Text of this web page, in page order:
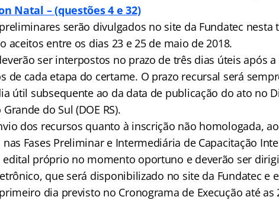
Natal – (questões 4 e 32)
serão divulgados no site da Fundatec nesta
aceitos entre os dias 23 e 25 de maio de 2018.
ser interpostos no prazo de três dias úteis após
de cada etapa do certame. O prazo recursal será
útil subsequente ao da data de publicação do ato no
do Sul (DOE RS).
dos recursos quanto à inscrição não homologada,
Fases Preliminar e Intermediária de Capacitação
edital próprio no momento oportuno e deverão ser
que será disponibilizado no site da Fundatec e
dia previsto no Cronograma de Execução até as